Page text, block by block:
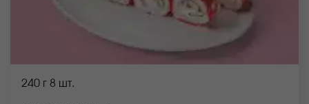
240 г 8 шт.